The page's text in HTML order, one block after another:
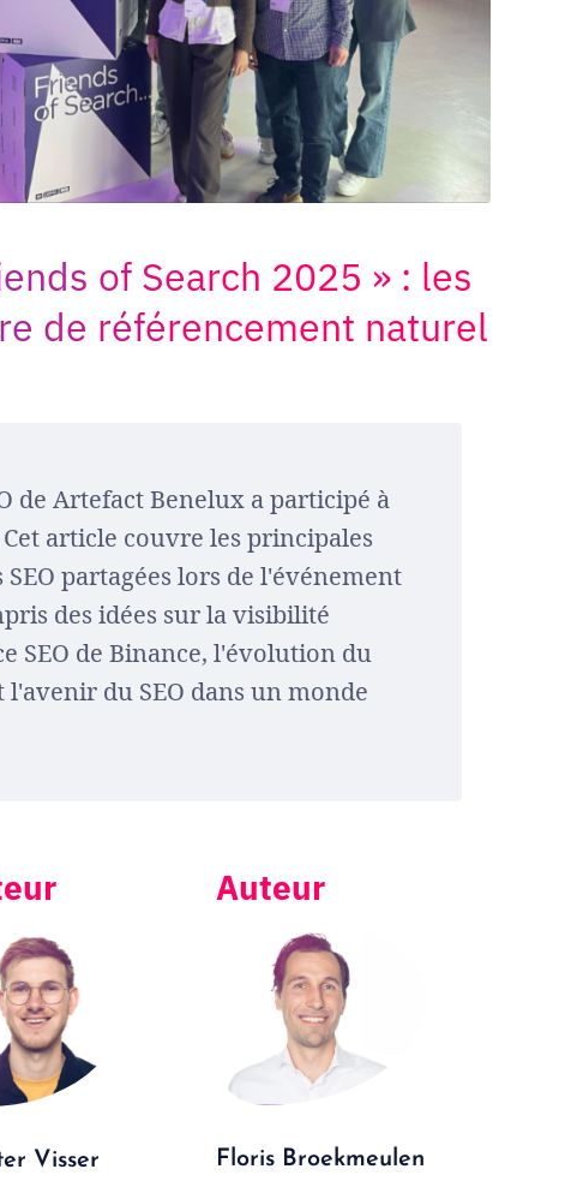
of Search 2025 » : les
de référencement naturel
de Artefact Benelux a participé à
article couvre les principales
partagées lors de l'événement
des idées sur la visibilité
SEO de Binance, l'évolution du
du SEO dans un monde
Visser
Auteur
Floris Broekmeulen